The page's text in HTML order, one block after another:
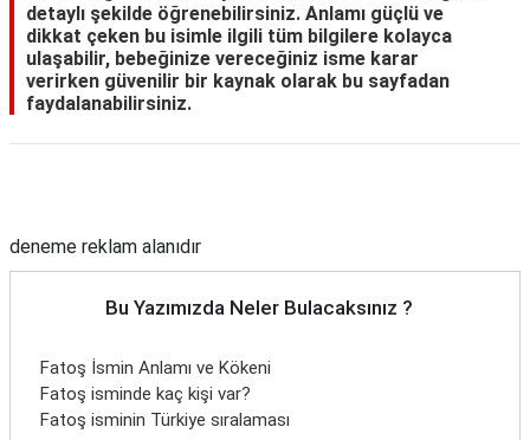
detaylı şekilde öğrenebilirsiniz. Anlamı güçlü ve
dikkat çeken bu isimle ilgili tüm bilgilere kolayca
ulaşabilir, bebeğinize vereceğiniz isme karar
verirken güvenilir bir kaynak olarak bu sayfadan
faydalanabilirsiniz.
deneme reklam alanıdır
Bu Yazımızda Neler Bulacaksınız ?
Fatoş İsmin Anlamı ve Kökeni
Fatoş isminde kaç kişi var?
Fatoş isminin Türkiye sıralaması